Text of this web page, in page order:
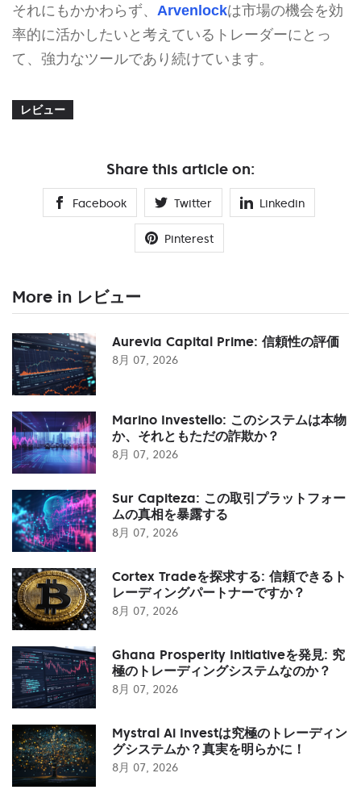
それにもかかわらず、 Arvenlockは市場の機会を効
率的に活かしたいと考えているトレーダーにとっ
て、強力なツールであり続けています。
レビュー
Share this article on:
Facebook Twitter Linkedin
Pinterest
More in レビュー
Aurevia Capital Prime: 信頼性の評価
8月 07, 2026
Marino Investello: このシステムは本物
か、それともただの詐欺か？
8月 07, 2026
Sur Capiteza: この取引プラットフォー
ムの真相を暴露する
8月 07, 2026
Cortex Tradeを探求する: 信頼できるト
レーディングパートナーですか？
8月 07, 2026
Ghana Prosperity Initiativeを発見: 究
極のトレーディングシステムなのか？
8月 07, 2026
Mystral Ai Investは究極のトレーディン
グシステムか？真実を明らかに！
8月 07, 2026